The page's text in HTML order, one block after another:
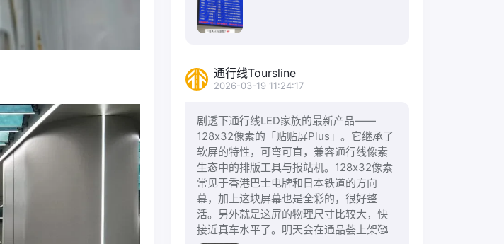
通行线Toursline
2026-03-19 11:24:17
剧透下通行线LED家族的最新产品——
128x32像素的「贴贴屏Plus」。它继承了
软屏的特性，可弯可直，兼容通行线像素
生态中的排版工具与报站机。128x32像素
常见于香港巴士电牌和日本铁道的方向
幕，加上这块屏幕也是全彩的，很好整
活。另外就是这屏的物理尺寸比较大，快
接近真车水平了。明天会在通品荟上架🥰